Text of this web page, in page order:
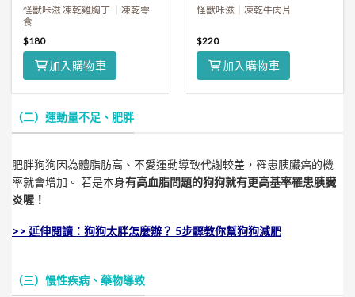
怪獸咔滋 凍乾雞胸丁 ｜凍乾零
食
$180
加入購物車
怪獸咔滋｜凍乾牛肉片
$220
加入購物車
（二）運動量不足、肥胖
肥胖狗狗因為體脂肪高、不愛運動導致代謝較差，罹患胰臟癌的機
率就會增加。 若是本身有高血脂問題的狗狗就有更高基率罹患胰臟
炎喔！
>> 延伸閱讀：狗狗太胖怎麼辦？ 5步驟教你幫狗狗減肥
（三）慢性疾病、藥物導致